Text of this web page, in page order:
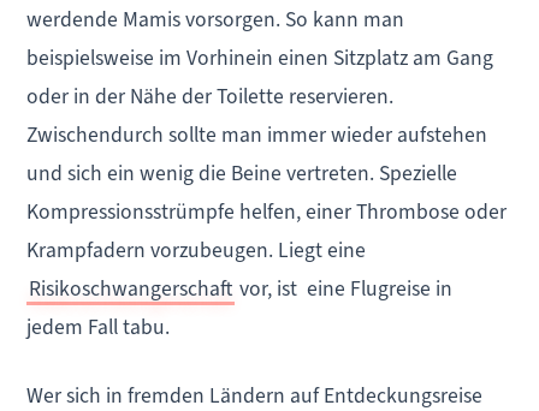
werdende Mamis vorsorgen. So kann man
beispielsweise im Vorhinein einen Sitzplatz am Gang
oder in der Nähe der Toilette reservieren.
Zwischendurch sollte man immer wieder aufstehen
und sich ein wenig die Beine vertreten. Spezielle
Kompressionsstrümpfe helfen, einer Thrombose oder
Krampfadern vorzubeugen. Liegt eine
Risikoschwangerschaft vor, ist eine Flugreise in
jedem Fall tabu.
Wer sich in fremden Ländern auf Entdeckungsreise